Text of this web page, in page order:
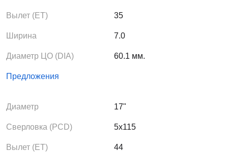
Вылет (ЕТ) 35
Ширина 7.0
Диаметр ЦО (DIA) 60.1 мм.
Предложения
Диаметр 17"
Сверловка (PCD) 5x115
Вылет (ЕТ) 44